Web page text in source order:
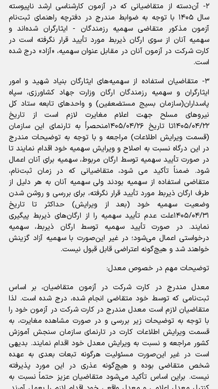
۲- آن‌دسته از متقاضیانی که در آزمون کارشناسی ارشد ناپیوسته
سال ۱۴۰۵ با توجه به ضوابط مندرج در دفترچه راهنمای ثبت‌نام
آزمون مذکور متقاضی سهمیه رزمندگان - ایثارگران شده‌اند و
سهمیه آنان از سوی ارگان ذیربط مورد تأیید قرار نگرفته است در
کارت شرکت در آزمون آنان در مقابل عنوان سهمیه، «آزاد» درج شده
است.
۳- متقاضیان استفاده از سهمیه‌های ایثارگان بنیاد شهید و امور
ایثارگران و سهمیه رزمندگان ارگان وزارت جهاد کشاورزی، سپاه
پاسداران(سازمان بسیج مستضعفین) و واحدهای تابعه ستاد کل
نیروهای مسلح جهت اعلام مغایرت لازم است از تاریخ
۱۴۰۵/۰۴/۲۲تا تاریخ ۱۴۰۵/۰۴/۲۶منحصراً به تارنمای این سازمان
(قسمت ویرایش اطلاعات) مراجعه و با توجه به توضیحات مندرج
در این درگاه نسبت به اصلاح و ویرایش سهمیه خود اقدام نمایند تا
در صورت تأیید سهمیه توسط ارگان مربوط، سهمیه برای آنان اعمال
شود. ضمناً تأکید می شود، متقاضیانی که در زمان ثبت‌نام،
متقاضی استفاده از سهمیه بودند ولی سهمیه آنان به هر دلیل از
طرف ارگان ذیربط مورد تأیید قرار نگرفته، برای بررسی و روشن شدن
وضعیت سهمیه خود (بعد از ویرایش) حداکثر تا تاریخ
۱۴۰۵/۰۴/۳۱علت عدم تأیید سهمیه را از ارگان‌های ذیربط پیگیری
نمایند. در صورت تأیید سهمیه توسط ارگان ذیربط، سهمیه
درخواستی اعمال می‌شود؛ در غیر این‌صورت با سهمیه آزاد گزینش
خواهند شد و هیچ‌گونه اعتراضی قابل قبول نیست.
توضیحات مهم‌ در خصوص معدل:
معدل مندرج در کارت شرکت در آزمون متقاضیان، بر اساس
ثبت‌نامی که توسط خود متقاضی انجام شده، درج شده است. لذا
متقاضیان لازم است معدل مندرج در کارت شرکت در آزمون خود را
با توجه به توضیحات زیر بررسی و در صورت مشاهده مغایرت، به
قسمت ویرایش اطلاعات کارت در تارنمای سازمان سنجش آموزش
کشور مراجعه و نسبت به ویرایش معدل خود اقدام نمایند. بدیهی
است در غیر این‌صورت مسئولیت هرگونه تبعات بعدی به عهده
شخص متقاضی بوده و هیچ‌گونه عذری در این مورد پذیرفته
نیست. براین اساس تأکید می‌شود متقاضیان عزیز حتماً نسبت به